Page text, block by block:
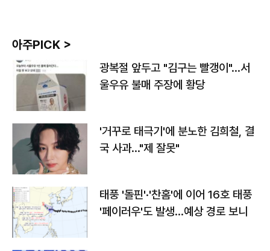
아주PICK >
광복절 앞두고 "김구는 빨갱이"…서
울우유 불매 주장에 황당
'거꾸로 태극기'에 분노한 김희철, 결
국 사과…"제 잘못"
태풍 '돌핀'·'찬홈'에 이어 16호 태풍
'페이러우'도 발생…예상 경로 보니